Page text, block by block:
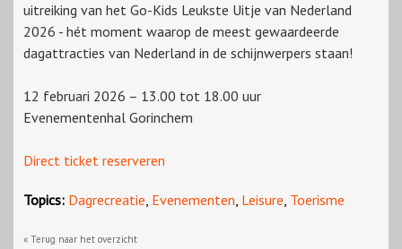
uitreiking van het Go-Kids Leukste Uitje van Nederland
2026 - hét moment waarop de meest gewaardeerde
dagattracties van Nederland in de schijnwerpers staan!
12 februari 2026 – 13.00 tot 18.00 uur
Evenementenhal Gorinchem
Direct ticket reserveren
Topics: Dagrecreatie, Evenementen, Leisure, Toerisme
« Terug naar het overzicht